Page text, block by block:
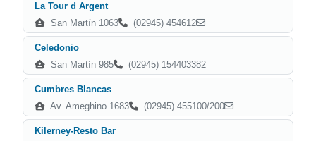
La Tour d Argent
San Martín 1063
(02945) 454612
Celedonio
San Martín 985
(02945) 154403382
Cumbres Blancas
Av. Ameghino 1683
(02945) 455100/200
Kilerney-Resto Bar